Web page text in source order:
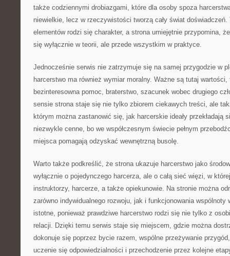
także codziennymi drobiazgami, które dla osoby spoza
niewielkie, lecz w rzeczywistości tworzą cały świat doświadczeń.
elementów rodzi się charakter, a strona umiejętnie przypomina,
się wyłącznie w teorii, ale przede wszystkim w praktyce.
Jednocześnie serwis nie zatrzymuje się na samej przygodzie w
harcerstwo ma również wymiar moralny. Ważne są tutaj
bezinteresowna pomoc, braterstwo, szacunek wobec drugiego
sensie strona staje się nie tylko zbiorem ciekawych treści, ale
którym można zastanowić się, jak harcerskie ideały przekładają
niezwykle cenne, bo we współczesnym świecie pełnym
miejsca pomagają odzyskać wewnętrzną busolę.
Warto także podkreślić, że strona ukazuje harcerstwo jako
wyłącznie o pojedynczego harcerza, ale o całą sieć więzi, w
instruktorzy, harcerze, a także opiekunowie. Na stronie można
zarówno indywidualnego rozwoju, jak i funkcjonowania wspólnoty
istotne, ponieważ prawdziwe harcerstwo rodzi się nie tylko z
relacji. Dzięki temu serwis staje się miejscem, gdzie można
dokonuje się poprzez bycie razem, wspólne przeżywanie
uczenie się odpowiedzialności i przechodzenie przez kolejne